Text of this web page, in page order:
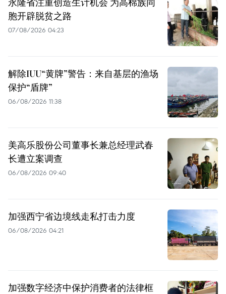
胞开辟脱贫之路
07/08/2026 04:23
解除IUU“黄牌”警告：来自基层的渔场
保护“盾牌”
06/08/2026 11:38
美高乐股份公司董事长兼总经理武春
长遭立案调查
06/08/2026 09:40
加强西宁省边境线走私打击力度
06/08/2026 04:21
加强数字经济中保护消费者的法律框